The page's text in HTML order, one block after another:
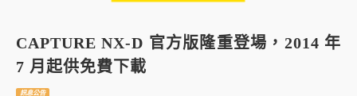
CAPTURE NX-D 官方版隆重登場，2014 年
7 月起供免費下載
訊息公告